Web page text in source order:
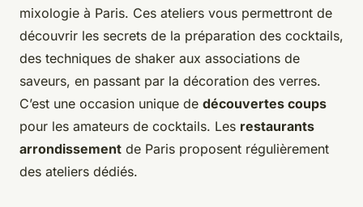
mixologie à Paris. Ces ateliers vous permettront de
découvrir les secrets de la préparation des cocktails,
des techniques de shaker aux associations de
saveurs, en passant par la décoration des verres.
C’est une occasion unique de découvertes coups
pour les amateurs de cocktails. Les restaurants
arrondissement de Paris proposent régulièrement
des ateliers dédiés.